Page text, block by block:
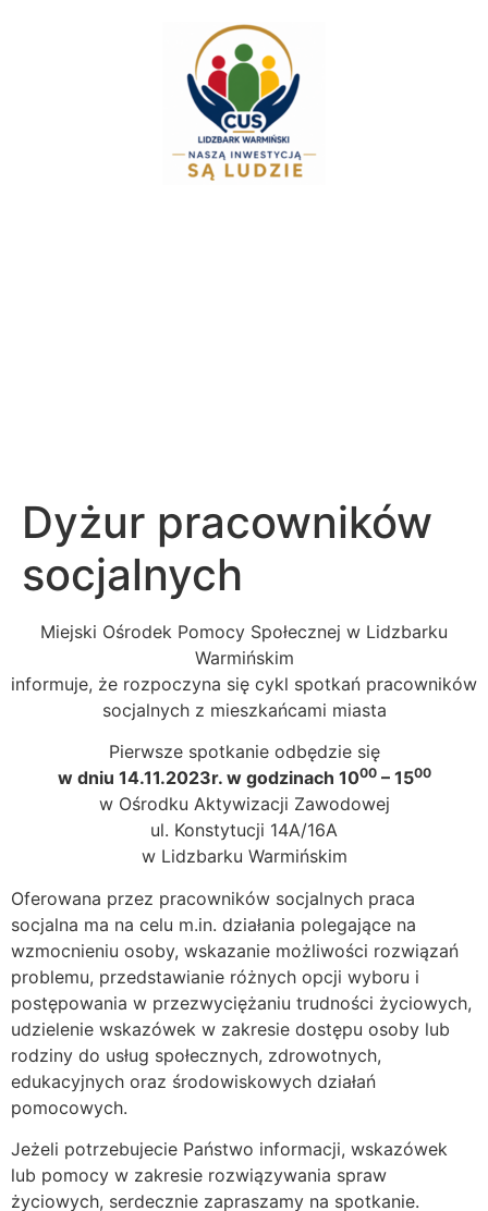
Dyżur pracowników
socjalnych
Miejski Ośrodek Pomocy Społecznej w Lidzbarku
Warmińskim
informuje, że rozpoczyna się cykl spotkań pracowników
socjalnych z mieszkańcami miasta
Pierwsze spotkanie odbędzie się
w dniu 14.11.2023r. w godzinach 1000– 1500
w Ośrodku Aktywizacji Zawodowej
ul. Konstytucji 14A/16A
w Lidzbarku Warmińskim
Oferowana przez pracowników socjalnych praca
socjalna ma na celu m.in. działania polegające na
wzmocnieniu osoby, wskazanie możliwości rozwiązań
problemu, przedstawianie różnych opcji wyboru i
postępowania w przezwyciężaniu trudności życiowych,
udzielenie wskazówek w zakresie dostępu osoby lub
rodziny do usług społecznych, zdrowotnych,
edukacyjnych oraz środowiskowych działań
pomocowych.
Jeżeli potrzebujecie Państwo informacji, wskazówek
lub pomocy w zakresie rozwiązywania spraw
życiowych, serdecznie zapraszamy na spotkanie.